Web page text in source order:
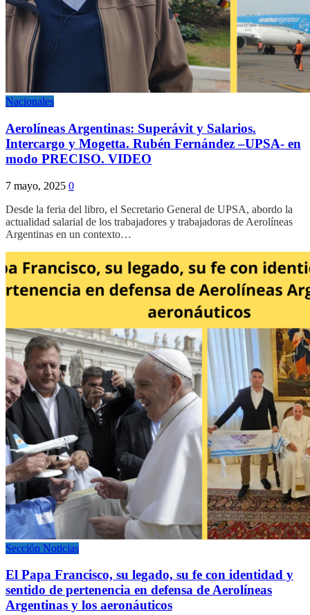
Nacionales
Aerolíneas Argentinas: Superávit y Salarios.
Intercargo y Mogetta. Rubén Fernández –UPSA- en
modo PRECISO. VIDEO
7 mayo, 2025 0
Desde la feria del libro, el Secretario General de UPSA, abordo la
actualidad salarial de los trabajadores y trabajadoras de Aerolíneas
Argentinas en un contexto…
Sección Noticias
El Papa Francisco, su legado, su fe con identidad y
sentido de pertenencia en defensa de Aerolíneas
Argentinas y los aeronáuticos